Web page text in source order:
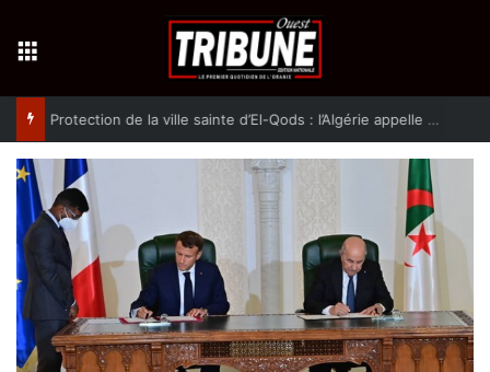
Protection de la ville sainte d’El-Qods : l’Algérie appelle à une action collective